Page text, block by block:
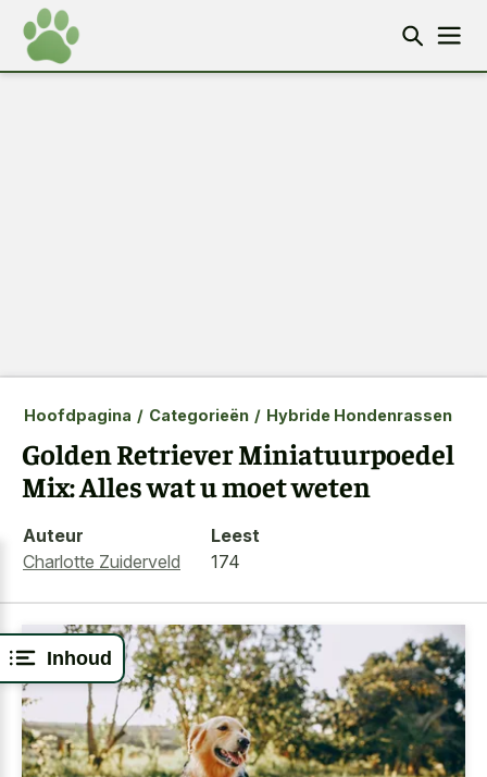
Inhoud
Hoofdpagina / Categorieën / Hybride Hondenrassen
Golden Retriever Miniatuurpoedel
Mix: Alles wat u moet weten
Auteur
Charlotte Zuiderveld
Leest
174